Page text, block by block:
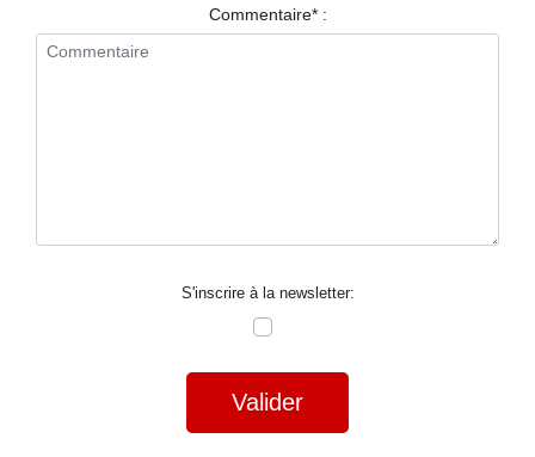
NUIT
Commentaire* :
S'inscrire à la newsletter:
Valider